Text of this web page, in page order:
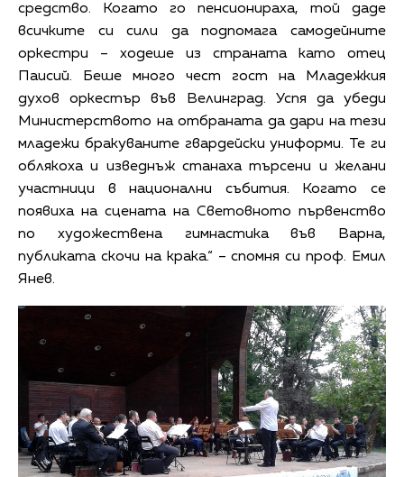
средство. Когато го пенсионираха, той даде
всичките си сили да подпомага самодейните
оркестри – ходеше из страната като отец
Паисий. Беше много чест гост на Младежкия
духов оркестър във Велинград. Успя да убеди
Министерството на отбраната да дари на тези
младежи бракуваните гвардейски униформи. Те ги
облякоха и изведнъж станаха търсени и желани
участници в национални събития. Когато се
появиха на сцената на Световното първенство
по художествена гимнастика във Варна,
публиката скочи на крака.“ – спомня си проф. Емил
Янев.